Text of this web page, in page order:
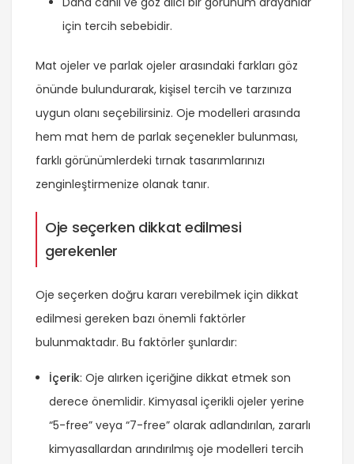
için tercih sebebidir.
Mat ojeler ve parlak ojeler arasındaki farkları göz
önünde bulundurarak, kişisel tercih ve tarzınıza
uygun olanı seçebilirsiniz. Oje modelleri arasında
hem mat hem de parlak seçenekler bulunması,
farklı görünümlerdeki tırnak tasarımlarınızı
zenginleştirmenize olanak tanır.
Oje seçerken dikkat edilmesi
gerekenler
Oje seçerken doğru kararı verebilmek için dikkat
edilmesi gereken bazı önemli faktörler
bulunmaktadır. Bu faktörler şunlardır:
İçerik: Oje alırken içeriğine dikkat etmek son
derece önemlidir. Kimyasal içerikli ojeler yerine
“5-free” veya “7-free” olarak adlandırılan, zararlı
kimyasallardan arındırılmış oje modelleri tercih